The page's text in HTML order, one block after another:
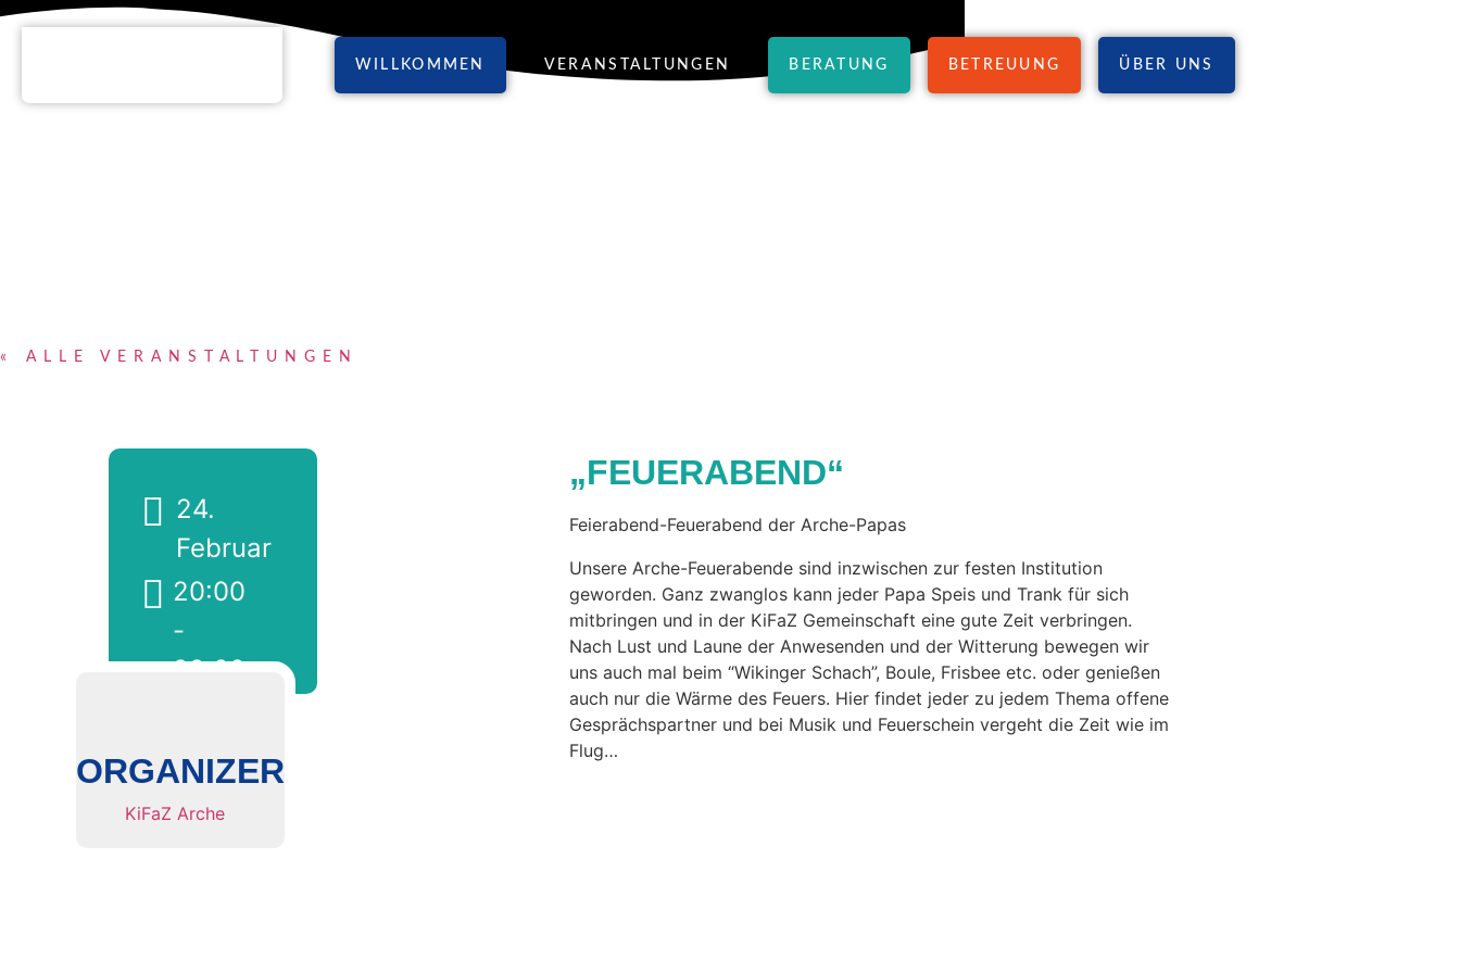
WILLKOMMEN VERANSTALTUNGEN BERATUNG BETREUUNG ÜBER UNS
« ALLE VERANSTALTUNGEN
24.
Februar
20:00
-
22:00
ORGANIZER
KiFaZ Arche
„FEUERABEND“
Feierabend-Feuerabend der Arche-Papas
Unsere Arche-Feuerabende sind inzwischen zur festen Institution
geworden. Ganz zwanglos kann jeder Papa Speis und Trank für sich
mitbringen und in der KiFaZ Gemeinschaft eine gute Zeit verbringen.
Nach Lust und Laune der Anwesenden und der Witterung bewegen wir
uns auch mal beim “Wikinger Schach”, Boule, Frisbee etc. oder genießen
auch nur die Wärme des Feuers. Hier findet jeder zu jedem Thema offene
Gesprächspartner und bei Musik und Feuerschein vergeht die Zeit wie im
Flug…